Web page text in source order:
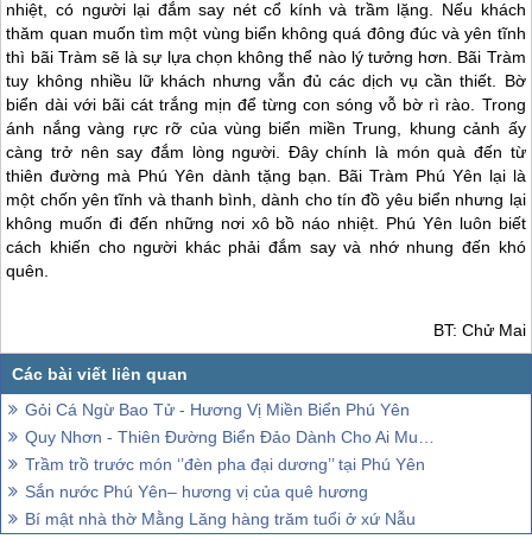
nhiệt, có người lại đắm say nét cổ kính và trầm lặng. Nếu khách
thăm quan muốn tìm một vùng biển không quá đông đúc và yên tĩnh
thì bãi Tràm sẽ là sự lựa chọn không thể nào lý tưởng hơn. Bãi Tràm
tuy không nhiều lữ khách nhưng vẫn đủ các dịch vụ cần thiết. Bờ
biển dài với bãi cát trắng mịn để từng con sóng vỗ bờ rì rào. Trong
ánh nắng vàng rực rỡ của vùng biển miền Trung, khung cảnh ấy
càng trở nên say đắm lòng người. Đây chính là món quà đến từ
thiên đường mà Phú Yên dành tặng bạn. Bãi Tràm Phú Yên lại là
một chốn yên tĩnh và thanh bình, dành cho tín đồ yêu biển nhưng lại
không muốn đi đến những nơi xô bồ náo nhiệt. Phú Yên luôn biết
cách khiến cho người khác phải đắm say và nhớ nhung đến khó
quên.
BT: Chử Mai
Gỏi Cá Ngừ Bao Tử - Hương Vị Miền Biển Phú Yên
Quy Nhơn - Thiên Đường Biển Đảo Dành Cho Ai Muốn Tận Hưởng Mùa Hè
Trầm trồ trước món ‘’đèn pha đại dương’’ tại Phú Yên
Sắn nước Phú Yên– hương vị của quê hương
Bí mật nhà thờ Mằng Lăng hàng trăm tuổi ở xứ Nẫu